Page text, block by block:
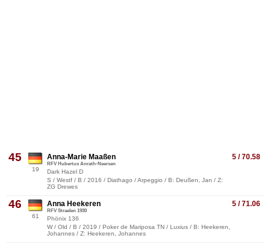
45
19
5 / 70.58
Anna-Marie Maaßen
RFV Hubertus Anrath-Neersen
Dark Hazel D
S / Westf / B / 2016 / Diathago / Arpeggio / B: Deußen, Jan / Z:
ZG Drewes
46
61
5 / 71.06
Anna Heekeren
RFV Straelen 1930
Phönix 136
W / Old / B / 2019 / Poker de Mariposa TN / Luxius / B: Heekeren,
Johannes / Z: Heekeren, Johannes